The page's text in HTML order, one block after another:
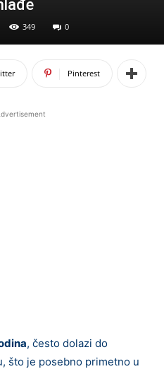
349 0
Pinterest
, često dolazi do
što je posebno primetno u